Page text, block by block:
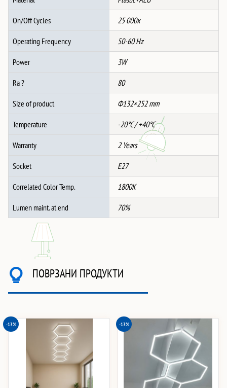
On/Off Cycles 25 000x
Operating Frequency 50-60 Hz
Power 3W
Ra ? 80
Size of product Ф132×252 mm
Temperature -20°C / +40°C
Warranty 2 Years
Socket E27
Correlated Color Temp. 1800K
Lumen maint. at end 70%
ПОВРЗАНИ ПРОДУКТИ
-13% -13%